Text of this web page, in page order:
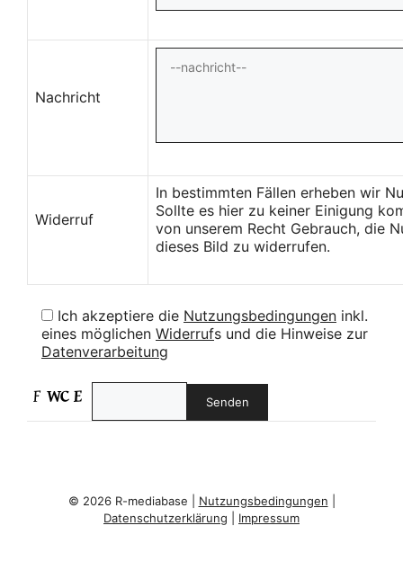
Nachricht
Widerruf
In bestimmten Fällen erheben wir
Sollte es hier zu keiner Einigung
von unserem Recht Gebrauch, die
dieses Bild zu widerrufen.
Ich akzeptiere die Nutzungsbedingungen inkl.
eines möglichen Widerrufs und die Hinweise zur
Datenverarbeitung
© 2026 R-mediabase | Nutzungsbedingungen
Datenschutzerklärung
Impressum